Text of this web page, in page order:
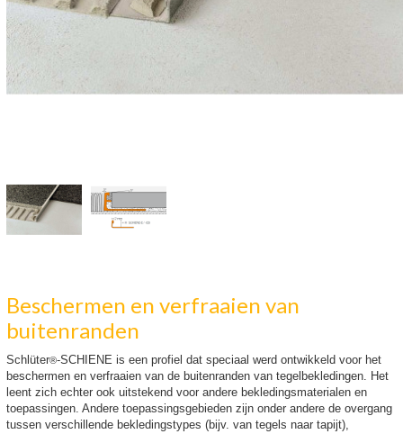
Beschermen en verfraaien van
buitenranden
Schlüter®-SCHIENE is een profiel dat speciaal werd ontwikkeld voor het
beschermen en verfraaien van de buitenranden van tegelbekledingen. Het
leent zich echter ook uitstekend voor andere bekledingsmaterialen en
toepassingen. Andere toepassingsgebieden zijn onder andere de overgang
tussen verschillende bekledingstypes (bijv. van tegels naar tapijt),